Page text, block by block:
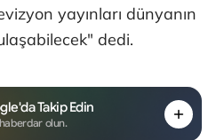
yayınları dünyanın
dedi.
Takip Edin
olun.